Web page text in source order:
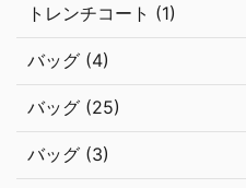
トレンチコート (1)
バッグ (4)
バッグ (25)
バッグ (3)